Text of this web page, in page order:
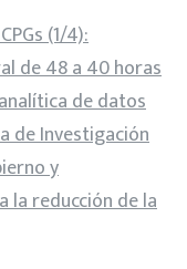
(1/4):
de 48 a 40 horas
de datos
de Investigación
y
la reducción de la